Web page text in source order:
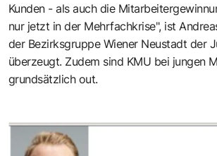
Kunden - als auch die
nur jetzt in der Mehrfachkrise", ist
der Bezirksgruppe Wiener Neustadt der
überzeugt. Zudem sind KMU bei jungen
grundsätzlich out.